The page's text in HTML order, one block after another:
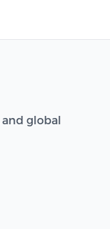
and global